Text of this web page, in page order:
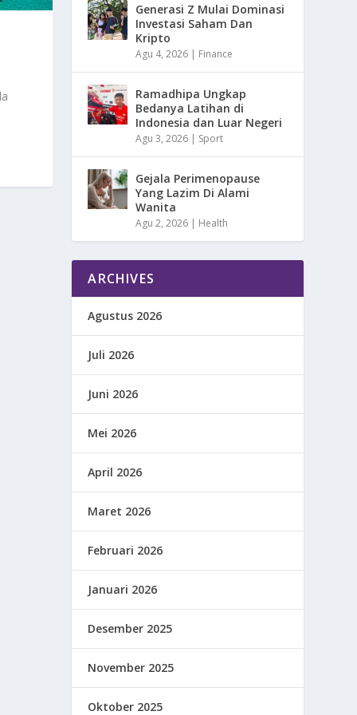
Generasi Z Mulai Dominasi
Investasi Saham Dan
Kripto
Agu 4, 2026 | Finance
Ramadhipa Ungkap
Bedanya Latihan di
Indonesia dan Luar Negeri
Agu 3, 2026 | Sport
Gejala Perimenopause
Yang Lazim Di Alami
Wanita
Agu 2, 2026 | Health
ARCHIVES
Agustus 2026
Juli 2026
Juni 2026
Mei 2026
April 2026
Maret 2026
Februari 2026
Januari 2026
Desember 2025
November 2025
Oktober 2025